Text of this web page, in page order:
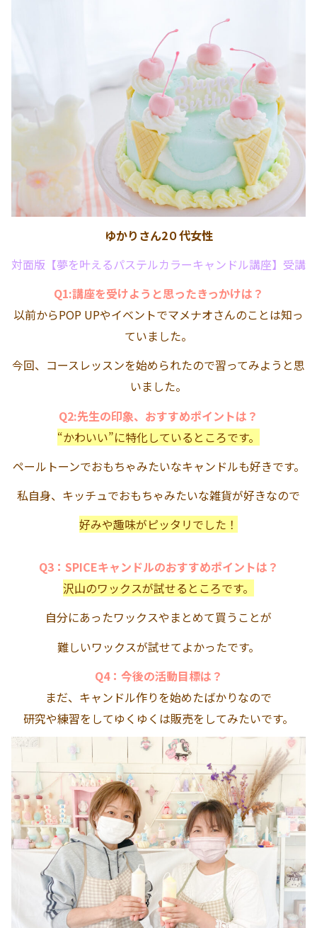
ゆかりさん2０代女性
対面版【夢を叶えるパステルカラーキャンドル講座】受講
Q1:講座を受けようと思ったきっかけは？
以前からPOP UPやイベントでマメナオさんのことは知っ
ていました。
今回、コースレッスンを始められたので習ってみようと思
いました。
Q2:先生の印象、おすすめポイントは？
“かわいい”に特化しているところです。
ペールトーンでおもちゃみたいなキャンドルも好きです。
私自身、キッチュでおもちゃみたいな雑貨が好きなので
好みや趣味がピッタリでした！
Q3：SPICEキャンドルのおすすめポイントは？
沢山のワックスが試せるところです。
自分にあったワックスやまとめて買うことが
難しいワックスが試せてよかったです。
Q4：今後の活動目標は？
まだ、キャンドル作りを始めたばかりなので
研究や練習をしてゆくゆくは販売をしてみたいです。